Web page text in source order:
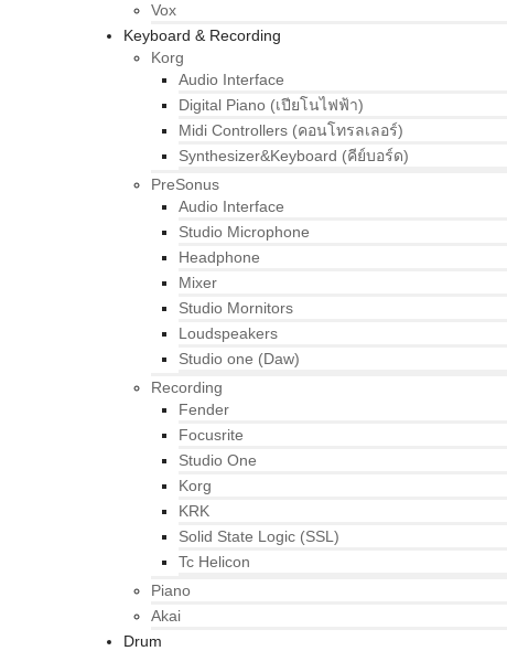
Vox
Keyboard & Recording
Korg
Audio Interface
Digital Piano (เปียโนไฟฟ้า)
Midi Controllers (คอนโทรลเลอร์)
Synthesizer&Keyboard (คีย์บอร์ด)
PreSonus
Audio Interface
Studio Microphone
Headphone
Mixer
Studio Mornitors
Loudspeakers
Studio one (Daw)
Recording
Fender
Focusrite
Studio One
Korg
KRK
Solid State Logic (SSL)
Tc Helicon
Piano
Akai
Drum